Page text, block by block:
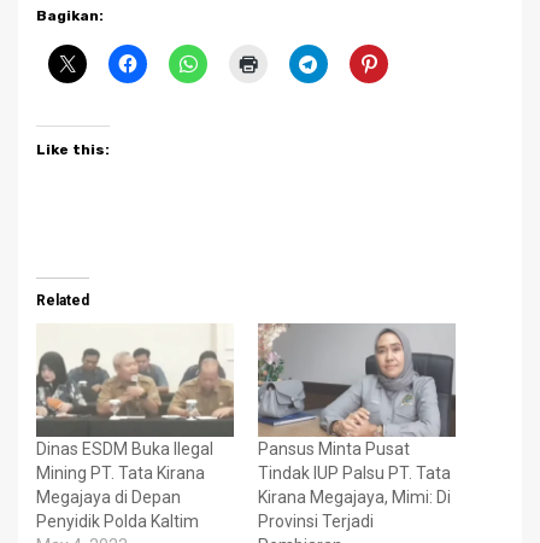
Bagikan:
Like this:
Related
Dinas ESDM Buka Ilegal
Mining PT. Tata Kirana
Megajaya di Depan
Penyidik Polda Kaltim
Pansus Minta Pusat
Tindak IUP Palsu PT. Tata
Kirana Megajaya, Mimi: Di
Provinsi Terjadi